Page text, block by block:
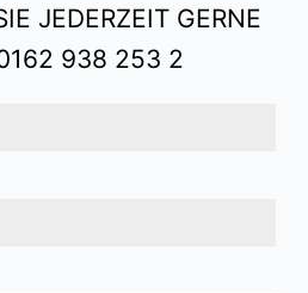
JEDERZEIT GERNE
938 253 2